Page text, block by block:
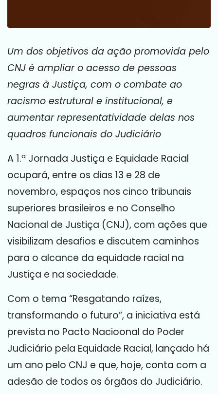
Um dos objetivos da ação promovida pelo
CNJ é ampliar o acesso de pessoas
negras à Justiça, com o combate ao
racismo estrutural e institucional, e
aumentar representatividade delas nos
quadros funcionais do Judiciário
A 1.ª Jornada Justiça e Equidade Racial
ocupará, entre os dias 13 e 28 de
novembro, espaços nos cinco tribunais
superiores brasileiros e no Conselho
Nacional de Justiça (CNJ), com ações que
visibilizam desafios e discutem caminhos
para o alcance da equidade racial na
Justiça e na sociedade.
Com o tema “Resgatando raízes,
transformando o futuro”, a iniciativa está
prevista no Pacto Nacioonal do Poder
Judiciário pela Equidade Racial, lançado há
um ano pelo CNJ e que, hoje, conta com a
adesão de todos os órgãos do Judiciário.